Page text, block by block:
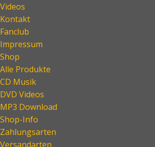
Videos
Kontakt
Fanclub
Impressum
Shop
Alle Produkte
CD Musik
DVD Videos
MP3 Download
Shop-Info
Zahlungsarten
Versandarten